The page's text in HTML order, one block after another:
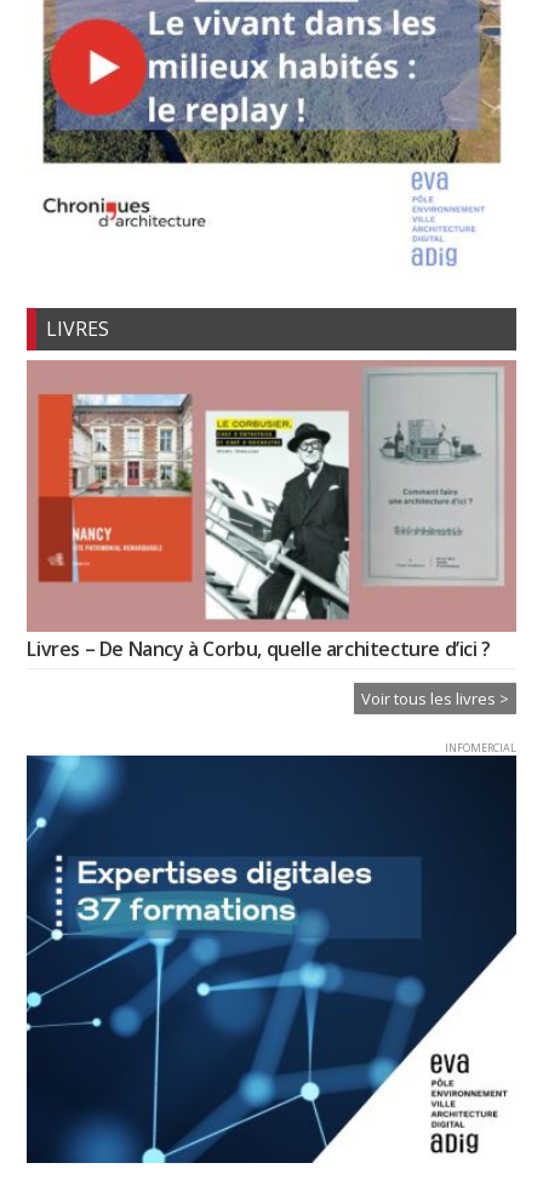
LIVRES
Livres – De Nancy à Corbu, quelle architecture d’ici ?
Voir tous les livres >
INFOMERCIAL